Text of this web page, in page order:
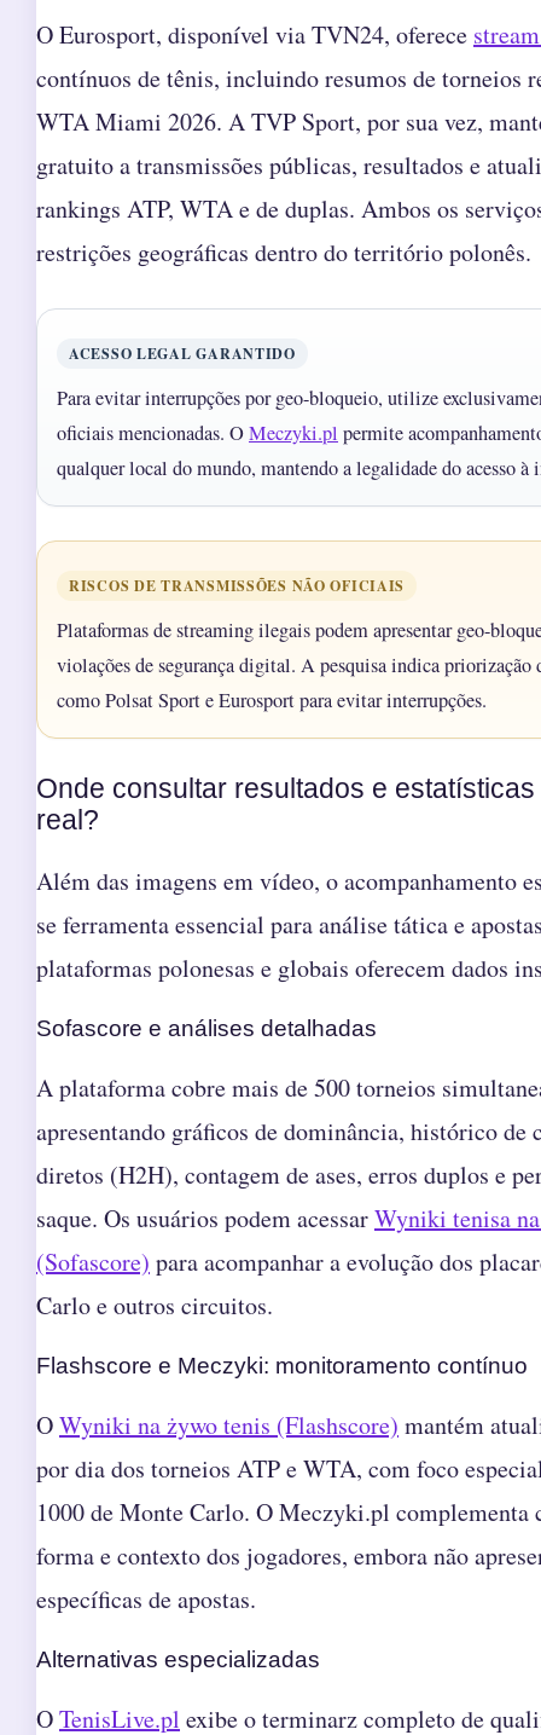
O Eurosport, disponível via TVN24, oferece
contínuos de tênis, incluindo resumos de torneios
WTA Miami 2026. A TVP Sport, por sua vez,
gratuito a transmissões públicas, resultados e
rankings ATP, WTA e de duplas. Ambos os
restrições geográficas dentro do território polonês.
ACESSO LEGAL GARANTIDO
Para evitar interrupções por geo-bloqueio, utilize
oficiais mencionadas. OMeczyki.pl permite
qualquer local do mundo, mantendo a legalidade do acesso à
RISCOS DE TRANSMISSÕES NÃO OFICIAIS
Plataformas de streaming ilegais podem apresentar geo-
violações de segurança digital. A pesquisa indica priorização
como Polsat Sport e Eurosport para evitar interrupções.
Onde consultar resultados e
real?
Além das imagens em vídeo, o acompanhamento
se ferramenta essencial para análise tática e
plataformas polonesas e globais oferecem dados
Sofascore e análises detalhadas
A plataforma cobre mais de 500 torneios
apresentando gráficos de dominância, histórico de
diretos (H2H), contagem de ases, erros duplos e
saque. Os usuários podem acessarWyniki tenisa
(Sofascore) para acompanhar a evolução dos
Carlo e outros circuitos.
Flashscore e Meczyki: monitoramento contínuo
OWyniki na żywo tenis (Flashscore) mantém
por dia dos torneios ATP e WTA, com foco
1000 de Monte Carlo. O Meczyki.pl complementa
forma e contexto dos jogadores, embora não
específicas de apostas.
Alternativas especializadas
OTenisLive.pl exibe o terminarz completo de